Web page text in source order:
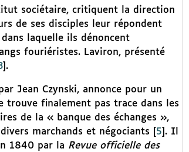
sociétaire, critiquent la direction
de ses disciples leur répondent
dans laquelle ils dénoncent
fouriéristes. Laviron, présenté
] .
Jean Czynski, annonce pour un
trouve finalement pas trace dans les
de la « banque des échanges »,
marchands et négociants
5 . Il
1840 par la Revue officielle des